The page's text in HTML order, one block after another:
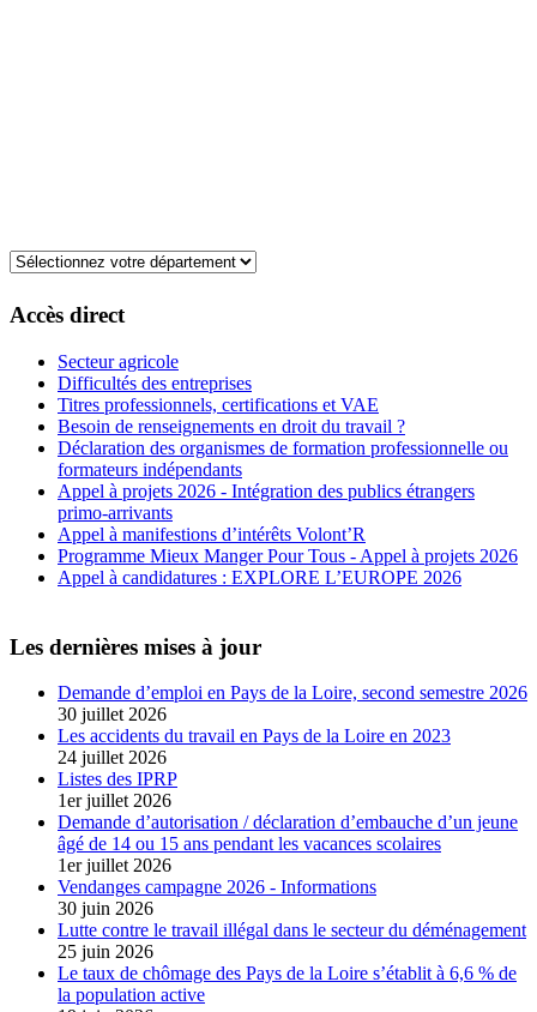
Accès direct
Secteur agricole
Difficultés des entreprises
Titres professionnels, certifications et VAE
Besoin de renseignements en droit du travail ?
Déclaration des organismes de formation professionnelle ou
formateurs indépendants
Appel à projets 2026 - Intégration des publics étrangers
primo-arrivants
Appel à manifestions d’intérêts Volont’R
Programme Mieux Manger Pour Tous - Appel à projets 2026
Appel à candidatures : EXPLORE L’EUROPE 2026
Les dernières mises à jour
Demande d’emploi en Pays de la Loire, second semestre 2026
30 juillet 2026
Les accidents du travail en Pays de la Loire en 2023
24 juillet 2026
Listes des IPRP
1er juillet 2026
Demande d’autorisation / déclaration d’embauche d’un jeune
âgé de 14 ou 15 ans pendant les vacances scolaires
1er juillet 2026
Vendanges campagne 2026 - Informations
30 juin 2026
Lutte contre le travail illégal dans le secteur du déménagement
25 juin 2026
Le taux de chômage des Pays de la Loire s’établit à 6,6 % de
la population active